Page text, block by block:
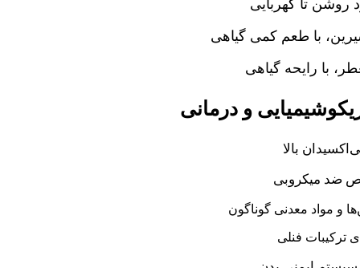
روشن تا کهربایی
با طعم کمی گیاهی
با رایحه گیاهی
و درمانی
بالا
ضد میکروبی
و مواد معدنی گوناگون
ترکیبات فنلی